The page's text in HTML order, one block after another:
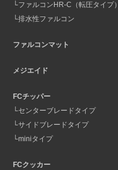
└ファルコンHR-C（転圧タイプ）
└排水性ファルコン
ファルコンマット
メジエイド
FCチッパー
└センターブレードタイプ
└サイドブレードタイプ
└miniタイプ
FCクッカー